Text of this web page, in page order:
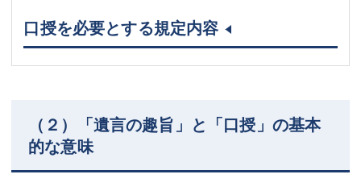
口授を必要とする規定内容
（２）「遺言の趣旨」と「口授」の基本
的な意味